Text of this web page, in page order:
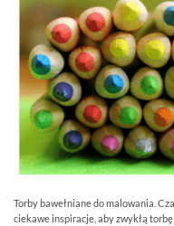
Torby bawełniane do malowania.
ciekawe inspiracje, aby zwykłą